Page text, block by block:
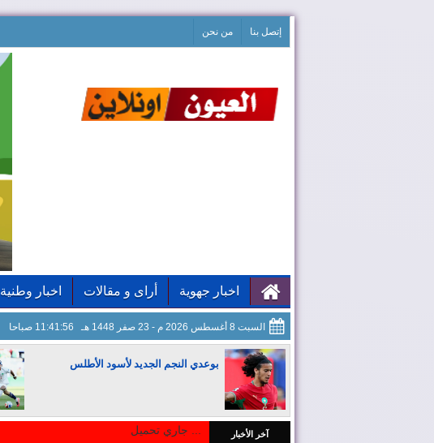
إتصل بنا من نحن
اخبار جهوية أراى و مقالات اخبار وطنية
السبت 8 أغسطس 2026 م - 23 صفر 1448 هـ 11:41:57 صباحا
بوعدي النجم الجديد لأسود الأطلس
المغرب يجذب كبار المستثمرين آخر الأخبار